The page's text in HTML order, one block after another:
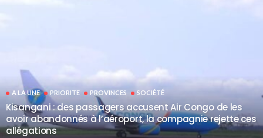
A LA UNE PRIORITE PROVINCES SOCIÉTÉ
Kisangani : des passagers accusent Air Congo de les
avoir abandonnés à l’aéroport, la compagnie rejette ces
allégations